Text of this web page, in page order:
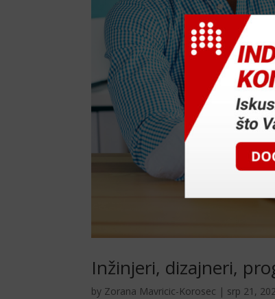
Inžinjeri, dizajneri,
by Zorana Mavricic-Korosec | srp 21,